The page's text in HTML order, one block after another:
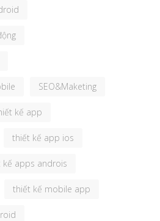
SEO&Maketing
kế app
thiết kế app ios
kế apps androis
thiết kế mobile app